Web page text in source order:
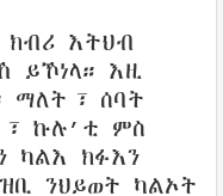
ክብሪ እትህብ
ይኾነላ። እዚ
ማለት፣ ሰባት
ኩሉ’ቲ ምስ
ካልእ ክፉእን
ንህይወት ካልኦት